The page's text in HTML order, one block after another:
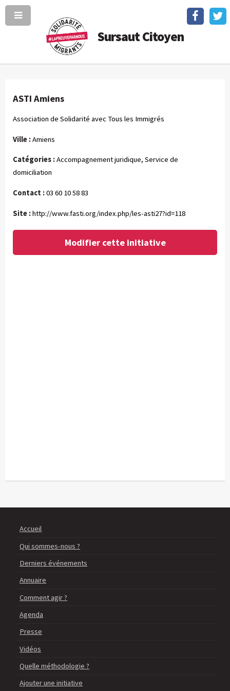
Sursaut Citoyen
ASTI Amiens
Association de Solidarité avec Tous les Immigrés
Ville :Amiens
Catégories :Accompagnement juridique, Service de
domiciliation
Contact :03 60 10 58 83
Site :http://www.fasti.org/index.php/les-asti27?id=118
Modifier cette initiative
Accueil
Qui sommes-nous ?
Derniers événements
Annuaire
Comment agir ?
Agenda
Presse
Vidéos
Quelle méthodologie ?
Ajouter une initiative